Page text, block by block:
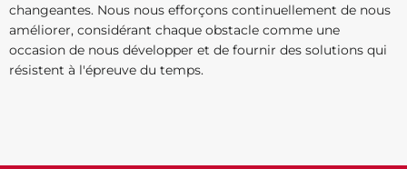
changeantes. Nous nous efforçons continuellement de nous
améliorer, considérant chaque obstacle comme une
occasion de nous développer et de fournir des solutions qui
résistent à l'épreuve du temps.